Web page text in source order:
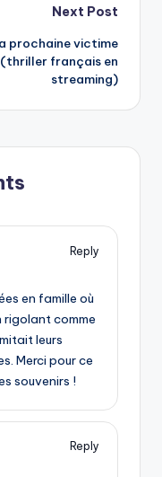
Next Post
prochaine victime
(thriller français en
streaming)
Reply
en famille où
rigolant comme
leurs
Merci pour ce
souvenirs !
Reply